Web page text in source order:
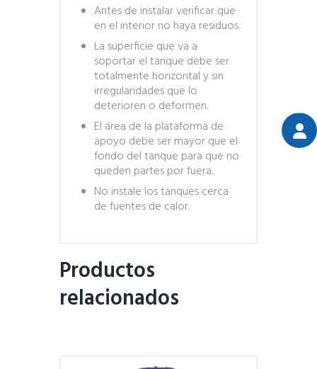
Antes de instalar verificar que
en el interior no haya residuos.
La superficie que va a
soportar el tanque debe ser
totalmente horizontal y sin
irregularidades que lo
deterioren o deformen.
El área de la plataforma de
apoyo debe ser mayor que el
fondo del tanque para que no
queden partes por fuera.
No instale los tanques cerca
de fuentes de calor.
Productos
relacionados